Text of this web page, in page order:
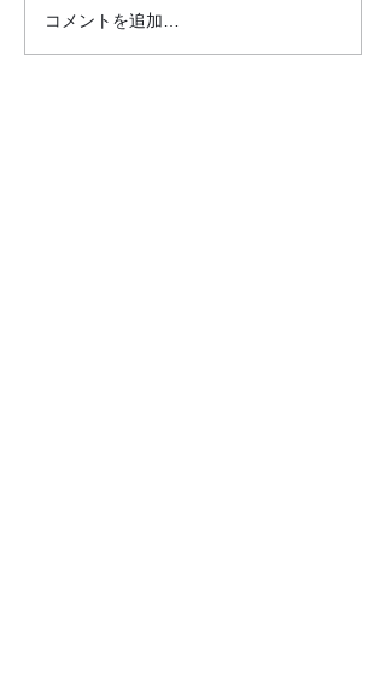
●イキイキ運動教室 レク
リエーション●
コメントを追加…